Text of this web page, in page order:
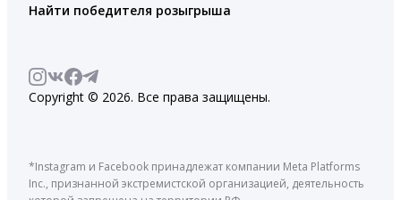
Найти победителя розыгрыша
Copyright © 2026. Все права защищены.
*Instagram и Facebook принадлежат компании Meta Platforms
Inc., признанной экстремистской организацией, деятельность